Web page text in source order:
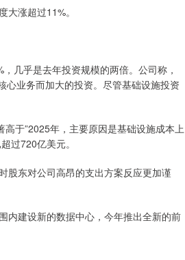
涨超过11%。
几乎是去年投资规模的两倍。公司称，
业务而加大的投资。尽管基础设施投资
于”2025年，主要原因是基础设施成本上
过720亿美元。
股东对公司高昂的支出方案反应更加谨
内建设新的数据中心，今年推出全新的前